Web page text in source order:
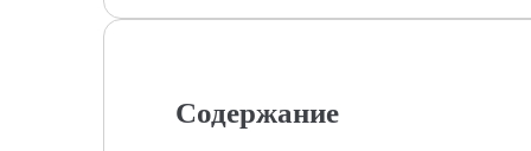
Содержание